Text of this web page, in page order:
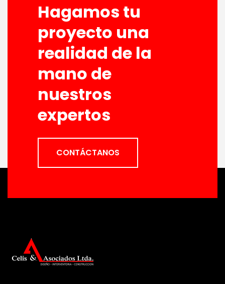
Hagamos tu
proyecto una
realidad de la
mano de
nuestros
expertos
CONTÁCTANOS